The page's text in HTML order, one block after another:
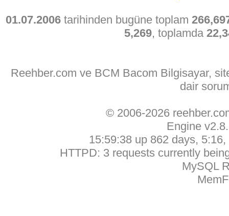
01.07.2006 tarihinden bugüne toplam
5,269, toplamda
Reehber.com ve BCM Bacom Bilgisayar,
dair
© 2006-2026
Engine
15:59:38 up 862 days,
HTTPD: 3 requests currently
MySQL